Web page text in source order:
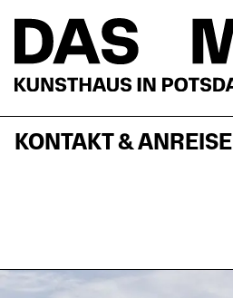
KONTAKT & ANREISE